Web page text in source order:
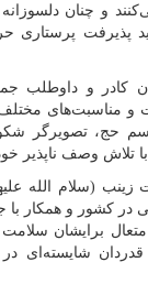
و چنان دلسوزانه
پذیرفت پرستاری
کادر و داوطلب
و مناسبت‌های مختلف
حج، تصویرگر
تلاش وصف ناپذیر
(سلام الله
در کشور و همکار با
برایشان
قدردان شایسته‌ای